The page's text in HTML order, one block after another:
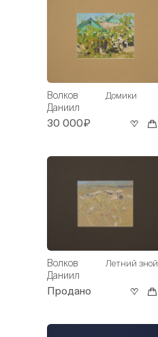
Волков
Даниил
Домики
30 000₽
Волков
Даниил
Летний зной
Продано